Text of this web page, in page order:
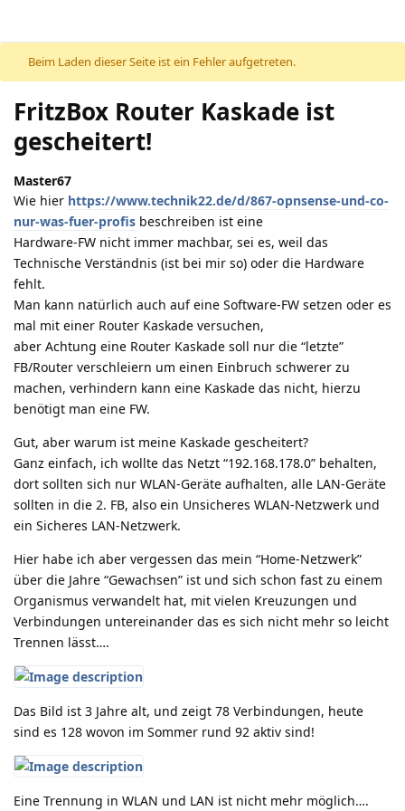
Beim Laden dieser Seite ist ein Fehler aufgetreten.
FritzBox Router Kaskade ist
gescheitert!
Master67
Wie hier https://www.technik22.de/d/867-opnsense-und-co-
nur-was-fuer-profis beschreiben ist eine
Hardware-FW nicht immer machbar, sei es, weil das
Technische Verständnis (ist bei mir so) oder die Hardware
fehlt.
Man kann natürlich auch auf eine Software-FW setzen oder es
mal mit einer Router Kaskade versuchen,
aber Achtung eine Router Kaskade soll nur die “letzte”
FB/Router verschleiern um einen Einbruch schwerer zu
machen, verhindern kann eine Kaskade das nicht, hierzu
benötigt man eine FW.
Gut, aber warum ist meine Kaskade gescheitert?
Ganz einfach, ich wollte das Netzt “192.168.178.0” behalten,
dort sollten sich nur WLAN-Geräte aufhalten, alle LAN-Geräte
sollten in die 2. FB, also ein Unsicheres WLAN-Netzwerk und
ein Sicheres LAN-Netzwerk.
Hier habe ich aber vergessen das mein “Home-Netzwerk”
über die Jahre “Gewachsen” ist und sich schon fast zu einem
Organismus verwandelt hat, mit vielen Kreuzungen und
Verbindungen untereinander das es sich nicht mehr so leicht
Trennen lässt….
Das Bild ist 3 Jahre alt, und zeigt 78 Verbindungen, heute
sind es 128 wovon im Sommer rund 92 aktiv sind!
Eine Trennung in WLAN und LAN ist nicht mehr möglich….